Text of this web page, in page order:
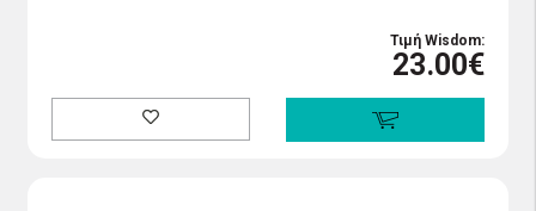
Τιμή Wisdom:
23.00€